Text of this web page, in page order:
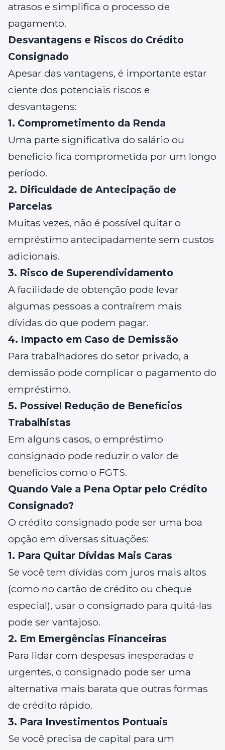
atrasos e simplifica o processo de
pagamento.
Desvantagens e Riscos do Crédito
Consignado
Apesar das vantagens, é importante estar
ciente dos potenciais riscos e
desvantagens:
1. Comprometimento da Renda
Uma parte significativa do salário ou
benefício fica comprometida por um longo
período.
2. Dificuldade de Antecipação de
Parcelas
Muitas vezes, não é possível quitar o
empréstimo antecipadamente sem custos
adicionais.
3. Risco de Superendividamento
A facilidade de obtenção pode levar
algumas pessoas a contraírem mais
dívidas do que podem pagar.
4. Impacto em Caso de Demissão
Para trabalhadores do setor privado, a
demissão pode complicar o pagamento do
empréstimo.
5. Possível Redução de Benefícios
Trabalhistas
Em alguns casos, o empréstimo
consignado pode reduzir o valor de
benefícios como o FGTS.
Quando Vale a Pena Optar pelo Crédito
Consignado?
O crédito consignado pode ser uma boa
opção em diversas situações:
1. Para Quitar Dívidas Mais Caras
Se você tem dívidas com juros mais altos
(como no cartão de crédito ou cheque
especial), usar o consignado para quitá-las
pode ser vantajoso.
2. Em Emergências Financeiras
Para lidar com despesas inesperadas e
urgentes, o consignado pode ser uma
alternativa mais barata que outras formas
de crédito rápido.
3. Para Investimentos Pontuais
Se você precisa de capital para um